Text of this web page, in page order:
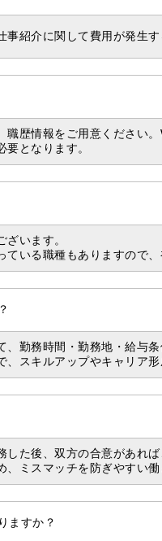
紹介に関して費用が発生
歴情報をご用意ください。
となります。
います。
ている職種もありますので
勤務時間・勤務地・給与条
スキルアップやキャリア形
した後、双方の合意があれ
ミスマッチを防ぎやすい働
ますか？